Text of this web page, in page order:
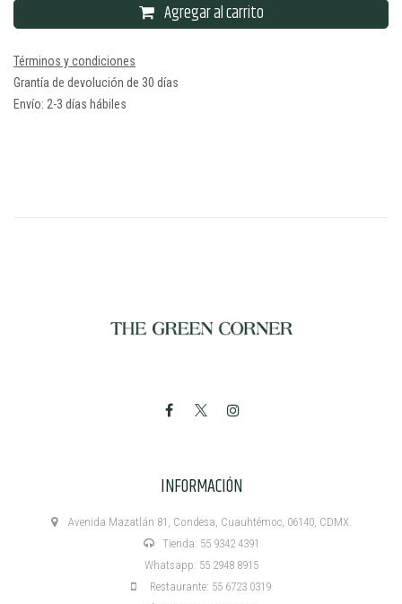
Agregar al carrito
Términos y condiciones
Grantía de devolución de 30 días
Envío: 2-3 días hábiles
INFORMACIÓN
Avenida Mazatlán 81, Condesa, Cuauhtémoc, 06140, CDMX.
Tienda: 55 9342 4391
Whatsapp: 55 2948 8915
Restaurante: 55 6723 0319